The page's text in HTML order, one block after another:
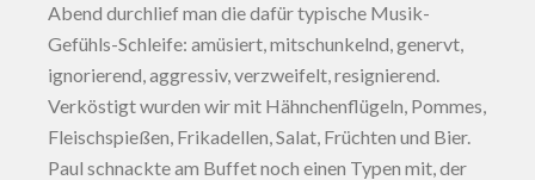
Abend durchlief man die dafür typische Musik-
Gefühls-Schleife: amüsiert, mitschunkelnd, genervt,
ignorierend, aggressiv, verzweifelt, resignierend.
Verköstigt wurden wir mit Hähnchenflügeln, Pommes,
Fleischspießen, Frikadellen, Salat, Früchten und Bier.
Paul schnackte am Buffet noch einen Typen mit, der